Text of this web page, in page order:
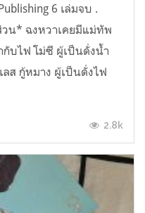
6 เล่มจบ .
วน* ฉงหวาเคยมีแม่ทัพ
บไฟ โม่ซี ผู้เป็นดั่งน้ำ
ส กู้หมาง ผู้เป็นดั่งไฟ
2.8k